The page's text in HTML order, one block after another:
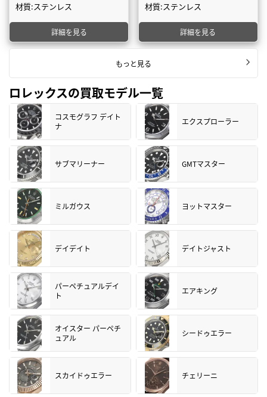
材質:ステンレス
詳細を見る
材質:ステンレス
詳細を見る
もっと見る
ロレックスの買取モデル一覧
コスモグラフ デイト
ナ
エクスプローラー
サブマリーナー GMTマスター
ミルガウス ヨットマスター
デイデイト デイトジャスト
パーペチュアルデイ
ト
エアキング
オイスター パーペチ
ュアル
シードゥエラー
スカイドゥエラー チェリーニ